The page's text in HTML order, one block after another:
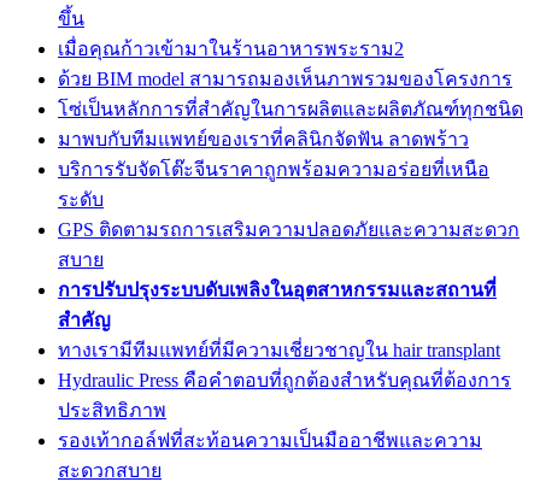
ขึ้น
เมื่อคุณก้าวเข้ามาในร้านอาหารพระราม2
ด้วย BIM model สามารถมองเห็นภาพรวมของโครงการ
โซ่เป็นหลักการที่สำคัญในการผลิตและผลิตภัณฑ์ทุกชนิด
มาพบกับทีมแพทย์ของเราที่คลินิกจัดฟัน ลาดพร้าว
บริการรับจัดโต๊ะจีนราคาถูกพร้อมความอร่อยที่เหนือ
ระดับ
GPS ติดตามรถการเสริมความปลอดภัยและความสะดวก
สบาย
การปรับปรุงระบบดับเพลิงในอุตสาหกรรมและสถานที่
สำคัญ
ทางเรามีทีมแพทย์ที่มีความเชี่ยวชาญใน hair transplant
Hydraulic Press คือคำตอบที่ถูกต้องสำหรับคุณที่ต้องการ
ประสิทธิภาพ
รองเท้ากอล์ฟที่สะท้อนความเป็นมืออาชีพและความ
สะดวกสบาย